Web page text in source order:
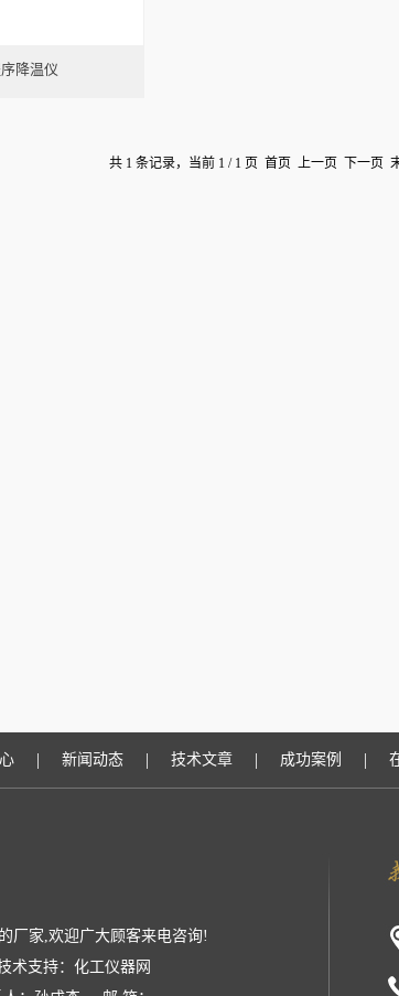
降温仪
共 1 条记录，当前 1 / 1 页 首页 上一页 下一页
| 新闻动态 | 技术文章 | 成功案例 |
的厂家,欢迎广大顾客来电咨询!
术支持： 化工仪器网